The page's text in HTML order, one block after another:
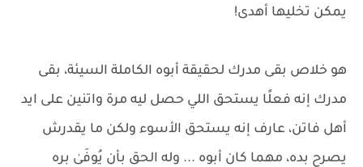
يمكن تخليها أهدى!
هو خلاص بقى مدرك لحقيقة أبوه الكاملة السيئة، بقى
مدرك إنه فعلًا يستحق اللي حصل ليه مرة واتنين على ايد
أهل فاتن، عارف إنه يستحق الأسوء ولكن ما يقدرش
يصرح بده، مهما كان أبوه ... وله الحق بأن يُوفَىٰ بره